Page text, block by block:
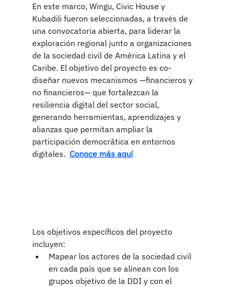
En este marco, Wingu, Civic House y
Kubadili fueron seleccionadas, a través de
una convocatoria abierta, para liderar la
exploración regional junto a organizaciones
de la sociedad civil de América Latina y el
Caribe. El objetivo del proyecto es co-
diseñar nuevos mecanismos —financieros y
no financieros— que fortalezcan la
resiliencia digital del sector social,
generando herramientas, aprendizajes y
alianzas que permitan ampliar la
participación democrática en entornos
digitales. Conoce más aquí
Los objetivos específicos del proyecto
incluyen:
Mapear los actores de la sociedad civil
en cada país que se alinean con los
grupos objetivo de la DDI y con el